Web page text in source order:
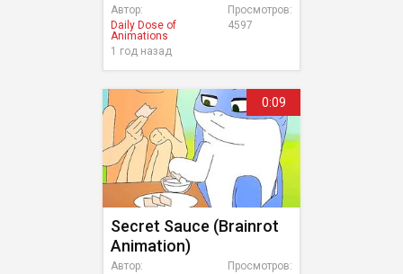
Просмотров:
4597
Автор:
Daily Dose of
Animations
1 год назад
0:09
Secret Sauce (Brainrot
Animation)
Просмотров:
Автор: